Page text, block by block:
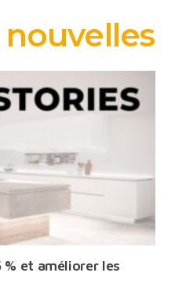
et améliorer les